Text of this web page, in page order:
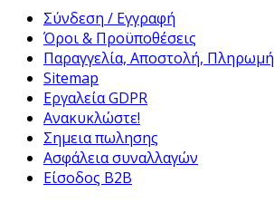
Σύνδεση / Εγγραφή
Όροι & Προϋποθέσεις
Παραγγελία, Αποστολή, Πληρωμή
Sitemap
Εργαλεία GDPR
Ανακυκλώστε!
Σημεια πωλησης
Ασφάλεια συναλλαγών
Είσοδος B2B